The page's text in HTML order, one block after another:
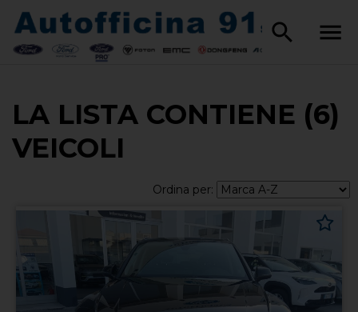
LA LISTA CONTIENE (6)
VEICOLI
Ordina per: